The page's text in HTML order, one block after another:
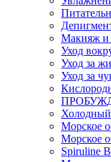
Макияж и
Уход
Уход за
Уход за
Морское
Морское
Spiruline